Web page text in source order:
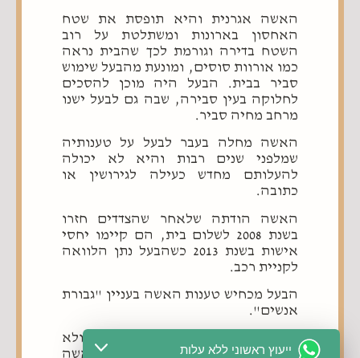
האשה אגרנית והיא תופסת את שטח
האחסון בארונות ומשתלטת על רוב
השטח בדירה וגורמת לכך שהבית נראה
כמו אורוות סוסים, ומונעת מהבעל שימוש
סביר בבית. הבעל היה מוכן להסכים
לחלוקה בעין סבירה, שבה גם לבעל ישנו
מרחב מחיה סביר.
האשה מחלה בעבר לבעל על טענותיה
שמלפני שנים רבות והיא לא יכולה
להעלותם מחדש כעילה לגירושין או
כתובה.
האשה הודתה שלאחר שהצדדים חזרו
בשנת 2008 לשלום בית, הם קיימו יחסי
אישות בשנת 2013 כשהבעל נתן הלוואה
לקניית רכב.
הבעל מכחיש טענות האשה בעניין "גבורת
אנשים".
מאז שנת 2009 לא הייתה אלימות ולא
בגידות ולא הייתה סיבה לסירוב האשה
ייעוץ ראשוני ללא עלות